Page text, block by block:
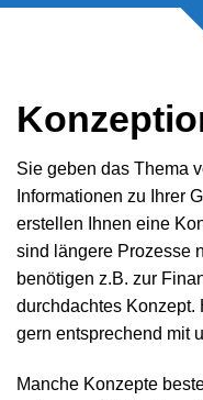
Sie geben das Thema
Informationen zu Ihrer
erstellen Ihnen eine
sind längere Prozesse
benötigen z.B. zur
durchdachtes Konzept.
gern entsprechend mit
Manche Konzepte